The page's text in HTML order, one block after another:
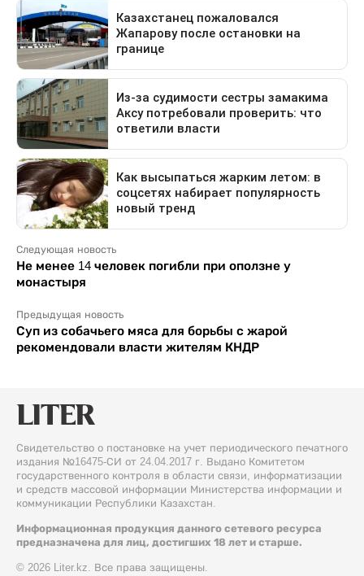
Следующая новость
Не менее 14 человек погибли при оползне у
монастыря
Предыдущая новость
Суп из собачьего мяса для борьбы с жарой
рекомендовали власти жителям КНДР
Свидетельство о постановке на учет периодического печатного
издания №16475-СИ от 24.04.2017 г. Выдано Комитетом
государственного контроля в области связи, информатизации
и средств массовой информации Министерства информации и
коммуникации Республики Казахстан.
Информационная продукция данного сетевого ресурса
предназначена для лиц, достигших 18 лет и старше.
© 2026 Liter.kz. Все права защищены.